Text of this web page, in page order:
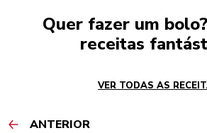
Quer fazer um
receitas
VER TODAS AS
ANTERIOR